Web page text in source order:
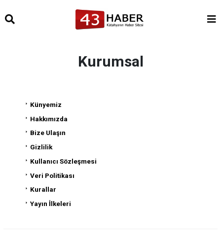
Kurumsal
Künyemiz
Hakkımızda
Bize Ulaşın
Gizlilik
Kullanıcı Sözleşmesi
Veri Politikası
Kurallar
Yayın İlkeleri